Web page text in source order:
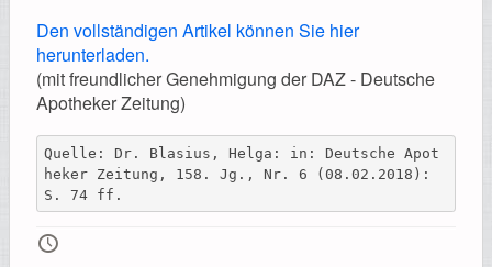
Den vollständigen Artikel können Sie hier
herunterladen.
(mit freundlicher Genehmigung der DAZ - Deutsche
Apotheker Zeitung)
Quelle: Dr. Blasius, Helga: in: Deutsche Apot
heker Zeitung, 158. Jg., Nr. 6 (08.02.2018):
S. 74 ff.
🕔